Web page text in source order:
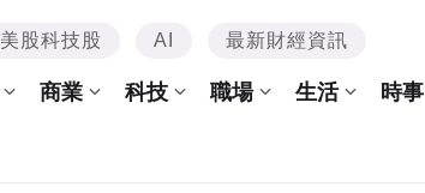
美股科技股 AI 最新財經資訊
商業 科技 職場 生活 時事